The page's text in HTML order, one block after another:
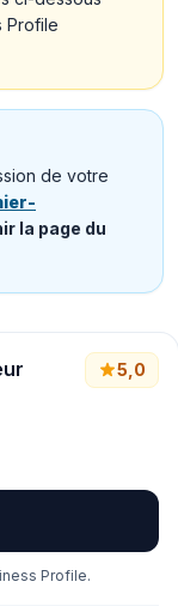
Profile
de votre
la page du
5,0
Profile.